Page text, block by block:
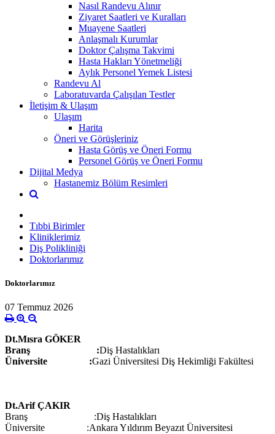
Nasıl Randevu Alınır
Ziyaret Saatleri ve Kuralları
Muayene Saatleri
Anlaşmalı Kurumlar
Doktor Çalışma Takvimi
Hasta Hakları Yönetmeliği
Aylık Personel Yemek Listesi
Randevu Al
Laboratuvarda Çalışılan Testler
İletişim & Ulaşım
Ulaşım
Harita
Öneri ve Görüşleriniz
Hasta Görüş ve Öneri Formu
Personel Görüş ve Öneri Formu
Dijital Medya
Hastanemiz Bölüm Resimleri
Tıbbi Birimler
Kliniklerimiz
Diş Polikliniği
Doktorlarımız
Doktorlarımız
07 Temmuz 2026
Dt.Mısra GÖKER
Branş :Diş Hastalıkları
Üniversite :Gazi Üniversitesi Diş Hekimliği Fakültesi
Dt.Arif ÇAKIR
Branş :Diş Hastalıkları
Üniversite :Ankara Yıldırım Beyazıt Üniversitesi